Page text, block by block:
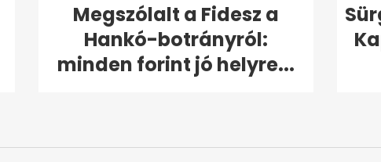
Megszólalt a Fidesz a
Hankó-botrányról:
minden forint jó helyre...